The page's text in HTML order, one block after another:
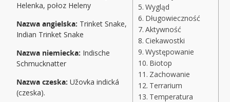
Wygląd
Długowieczność
Aktywność
Ciekawostki
Występowanie
Biotop
Zachowanie
Terrarium
Temperatura
Helenka, połoz Heleny
Nazwa angielska: Trinket Snake,
Indian Trinket Snake
Nazwa niemiecka: Indische
Schmucknatter
Nazwa czeska: Užovka indická
(czeska).